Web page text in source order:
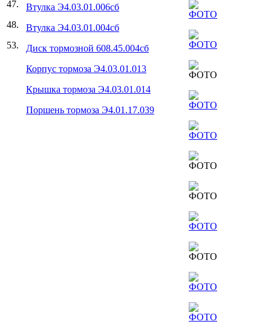
47.
48.
53.
Втулка Э4.03.01.006сб
Втулка Э4.03.01.004сб
Диск тормозной 608.45.004сб
Корпус тормоза Э4.03.01.013
Крышка тормоза Э4.03.01.014
Поршень тормоза Э4.01.17.039